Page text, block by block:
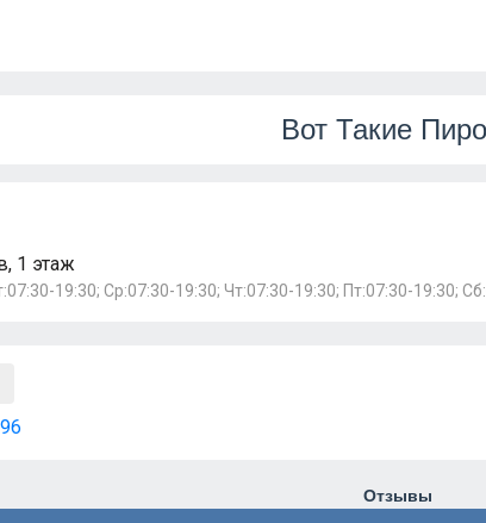
Вот Такие
1 этаж
19:30; Ср:07:30-19:30; Чт:07:30-19:30; Пт:07:30-19:30;
Отзывы